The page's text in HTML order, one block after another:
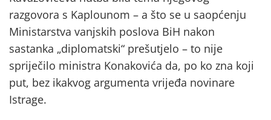
razgovora s Kaplounom – a što se u saopćenju
Ministarstva vanjskih poslova BiH nakon
sastanka „diplomatski“ prešutjelo – to nije
spriječilo ministra Konakovića da, po ko zna koji
put, bez ikakvog argumenta vrijeđa novinare
Istrage.